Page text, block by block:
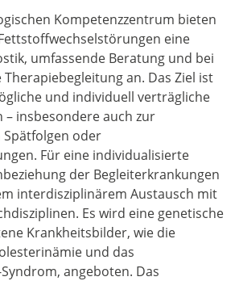
Kompetenzzentrum bieten
eine
umfassende Beratung und bei
an. Das Ziel ist
und individuell verträgliche
– insbesondere auch zur
oder
Für eine individualisierte
der Begleiterkrankungen
interdisziplinärem Austausch mit
Es wird eine genetische
Krankheitsbilder, wie die
und das
angeboten. Das